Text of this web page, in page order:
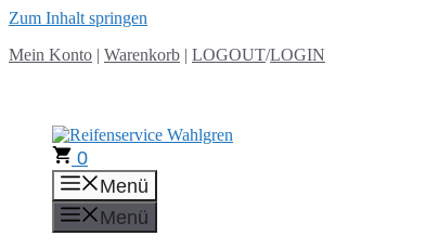
Zum Inhalt springen
Mein Konto | Warenkorb | LOGOUT/LOGIN
0
Menü
Menü